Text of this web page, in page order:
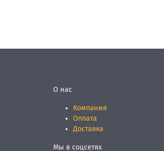
О нас
Компания
Оплата
Доставка
Мы в соцсетях